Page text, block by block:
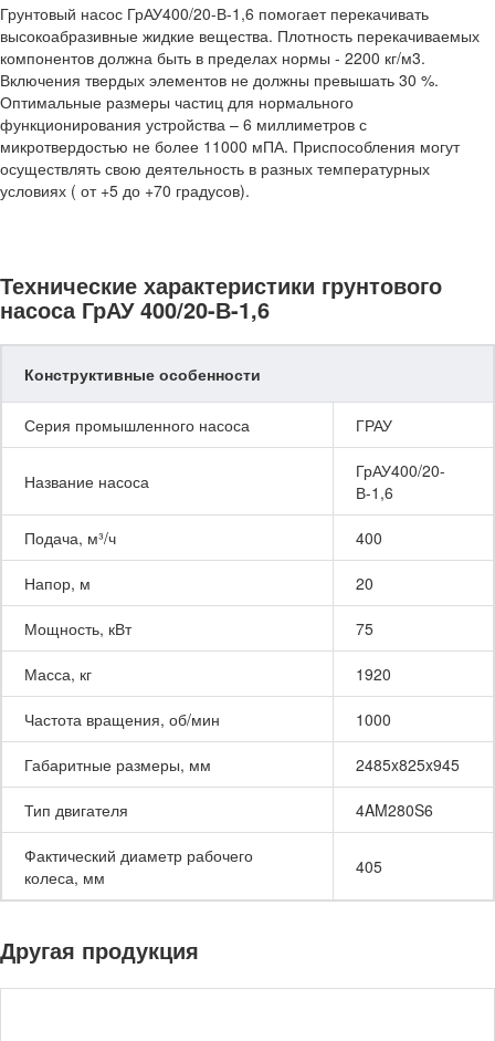
Грунтовый насос ГрАУ400/20-В-1,6 помогает перекачивать
высокоабразивные жидкие вещества. Плотность перекачиваемых
компонентов должна быть в пределах нормы - 2200 кг/м3.
Включения твердых элементов не должны превышать 30 %.
Оптимальные размеры частиц для нормального
функционирования устройства – 6 миллиметров с
микротвердостью не более 11000 мПА. Приспособления могут
осуществлять свою деятельность в разных температурных
условиях ( от +5 до +70 градусов).
Технические характеристики грунтового
насоса ГрАУ 400/20-В-1,6
Конструктивные особенности
Серия промышленного насоса ГРАУ
Название насоса
ГрАУ400/20-
В-1,6
Подача, м³/ч 400
Напор, м 20
Мощность, кВт 75
Масса, кг 1920
Частота вращения, об/мин 1000
Габаритные размеры, мм 2485x825x945
Тип двигателя 4AM280S6
Фактический диаметр рабочего
колеса, мм
405
Другая продукция